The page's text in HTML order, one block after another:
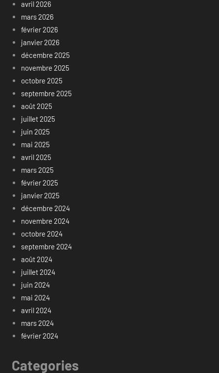
avril 2026
mars 2026
février 2026
janvier 2026
décembre 2025
novembre 2025
octobre 2025
septembre 2025
août 2025
juillet 2025
juin 2025
mai 2025
avril 2025
mars 2025
février 2025
janvier 2025
décembre 2024
novembre 2024
octobre 2024
septembre 2024
août 2024
juillet 2024
juin 2024
mai 2024
avril 2024
mars 2024
février 2024
Categories